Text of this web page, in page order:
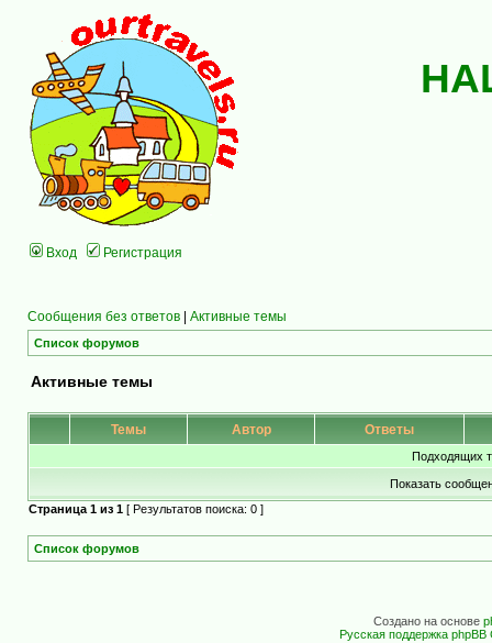
Вход Регистрация
Сообщения без ответов | Активные темы
Список форумов
Активные темы
Темы Автор Ответы
Подходящих
Показать
Страница 1 из 1 [ Результатов поиска: 0 ]
Список форумов
Создано на основе
Русская поддержка phpBB